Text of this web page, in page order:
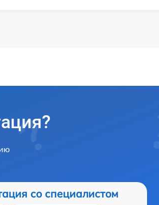
со специалистом